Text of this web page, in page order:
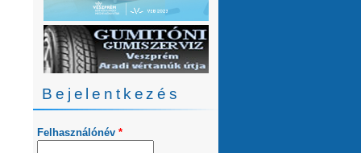
Bejelentkezés
Felhasználónév *